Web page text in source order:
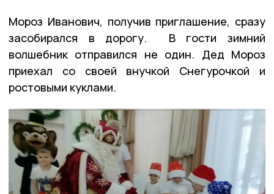
Мороз Иванович, получив приглашение, сразу
засобирался в дорогу. В гости зимний
волшебник отправился не один. Дед Мороз
приехал со своей внучкой Снегурочкой и
ростовыми куклами.